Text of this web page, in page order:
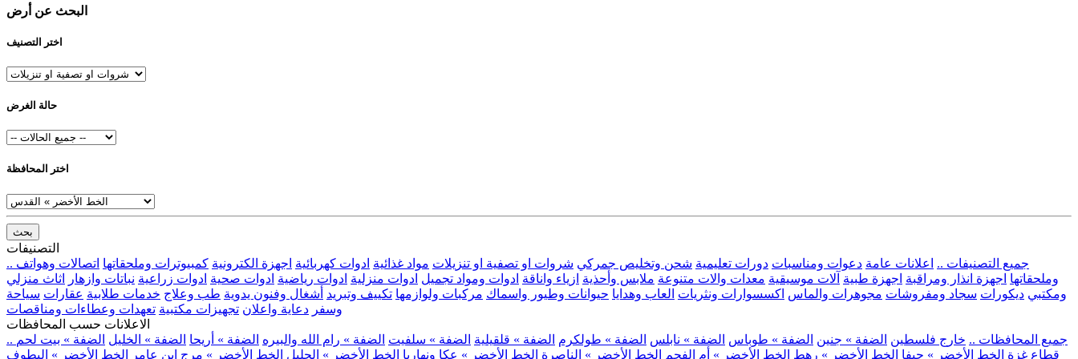
البحث عن أرض
اختر التصنيف
حالة الغرض
اختر المحافظة
بحث
التصنيفات
.. جميع التصنيفات ..
اعلانات عامة دعوات ومناسبات دورات تعليمية شحن وتخليص جمركي شروات او تصفية او تنزيلات مواد غذائية ادوات كهربائية اجهزة الكترونية كمبيوترات وملحقاتها اتصالات وهواتف
وملحقاتها اجهزة انذار ومراقبة اجهزة طبية آلات موسيقية معدات والات متنوعة ملابس وأحذية ازياء واناقة ادوات ومواد تجميل ادوات منزلية ادوات رياضية ادوات صحية ادوات زراعية نباتات وازهار
اثاث منزلي
ومكتبي ديكورات سجاد ومفروشات مجوهرات والماس اكسسوارات ونثريات العاب وهدايا حيوانات وطيور واسماك مركبات ولوازمها تكييف وتبريد أشغال وفنون يدوية طب وعلاج خدمات طلابية عقارات سياحة
وسفر دعاية واعلان تجهيزات مكتبية تعهدات وعطاءات ومناقصات
الاعلانات حسب المحافظات
.. جميع المحافظات .. خارج فلسطين الضفة » جنين الضفة » طوباس الضفة » نابلس الضفة » طولكرم الضفة » قلقيلية الضفة » سلفيت الضفة » رام الله والبيره الضفة » أريحا الضفة » الخليل الضفة » بيت لحم
قطاع غزة الخط الأخضر » حيفا الخط الأخضر » رهط الخط الأخضر » أم الفحم الخط الأخضر » الناصرة الخط الأخضر » عكا ونهاريا الخط الأخضر » الجليل الخط الأخضر » مرج ابن عامر الخط الأخضر » البطوف